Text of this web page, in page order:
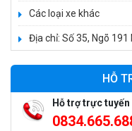
Các loại xe khác
Địa chỉ: Số 35, Ngõ 191
HỖ
Hỗ trợ trực tuyến
Xe